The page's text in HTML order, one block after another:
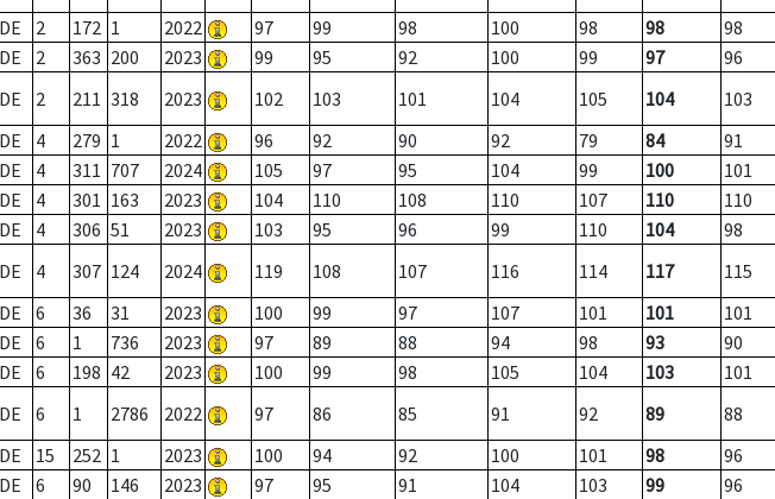
DE 2 172 1 2022 97 99 98 100 98 98
98
DE 2 363 200 2023 99 95 92 100 99 97
96
DE 2 211 318 2023 102 103 101 104 105 104
103
DE 4 279 1 2022 96 92 90 92 79 84
91
DE 4 311 707 2024 105 97 95 104 99 100
101
DE 4 301 163 2023 104 110 108 110 107 110
110
DE 4 306 51 2023 103 95 96 99 110 104
98
DE 4 307 124 2024 119 108 107 116 114 117
115
DE 6 36 31 2023 100 99 97 107 101 101
101
DE 6 1 736 2023 97 89 88 94 98 93
90
DE 6 198 42 2023 100 99 98 105 104 103
101
DE 6 1 2786 2022 97 86 85 91 92 89
88
DE 15 252 1 2023 100 94 92 100 101 98
96
DE 6 90 146 2023 97 95 91 104 103 99
96